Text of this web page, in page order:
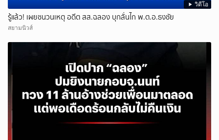
วิดีโอ
รู้แล้ว! เผยชนวนเหตุ อดีต สส.ฉลอง บุกลั่นไก พ.ต.อ.ธงชัย
สยามนิวส์